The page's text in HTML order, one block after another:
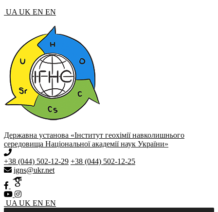
UA UK EN EN
Державна установа «Інститут геохімії навколишнього
середовища Національної академії наук України»
+38 (044) 502-12-29 +38 (044) 502-12-25
igns@ukr.net
UA UK EN EN